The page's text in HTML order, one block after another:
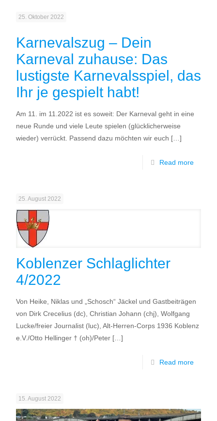
25. Oktober 2022
Karnevalszug – Dein
Karneval zuhause: Das
lustigste Karnevalsspiel, das
Ihr je gespielt habt!
Am 11. im 11.2022 ist es soweit: Der Karneval geht in eine
neue Runde und viele Leute spielen (glücklicherweise
wieder) verrückt. Passend dazu möchten wir euch […]
Read more
25. August 2022
Koblenzer Schlaglichter
4/2022
Von Heike, Niklas und „Schosch“ Jäckel und Gastbeiträgen
von Dirk Crecelius (dc), Christian Johann (chj), Wolfgang
Lucke/freier Journalist (luc), Alt-Herren-Corps 1936 Koblenz
e.V./Otto Hellinger † (oh)/Peter […]
Read more
15. August 2022